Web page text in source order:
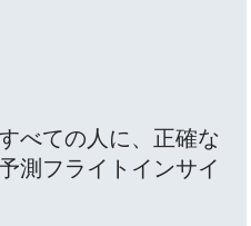
べての人に、正確な
測フライトインサイ